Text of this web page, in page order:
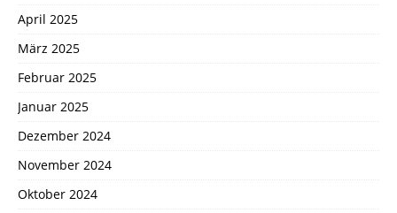
April 2025
März 2025
Februar 2025
Januar 2025
Dezember 2024
November 2024
Oktober 2024